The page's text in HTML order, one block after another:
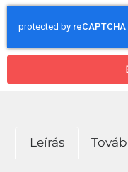
Leírás